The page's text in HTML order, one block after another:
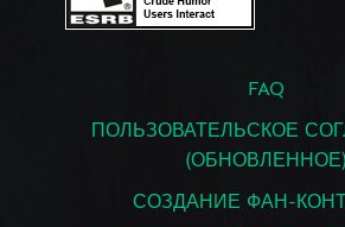
FAQ
ПОЛЬЗОВАТЕЛЬСКОЕ
(ОБНОВЛЕННОЕ)
СОЗДАНИЕ ФАН-